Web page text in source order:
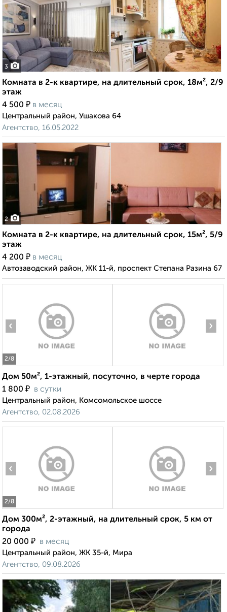
3
Комната в 2-к квартире, на длительный срок, 18м², 2/9
этаж
4 500 ₽ в месяц
Центральный район, Ушакова 64
Агентство, 16.05.2022
2
Комната в 2-к квартире, на длительный срок, 15м², 5/9
этаж
4 200 ₽ в месяц
Автозаводский район, ЖК 11-й, проспект Степана Разина 67
2/8
‹ ›
Дом 50м², 1-этажный, посуточно, в черте города
1 800 ₽ в сутки
Центральный район, Комсомольское шоссе
Агентство, 02.08.2026
2/8
‹ ›
Дом 300м², 2-этажный, на длительный срок, 5 км от
города
20 000 ₽ в месяц
Центральный район, ЖК 35-й, Мира
Агентство, 09.08.2026